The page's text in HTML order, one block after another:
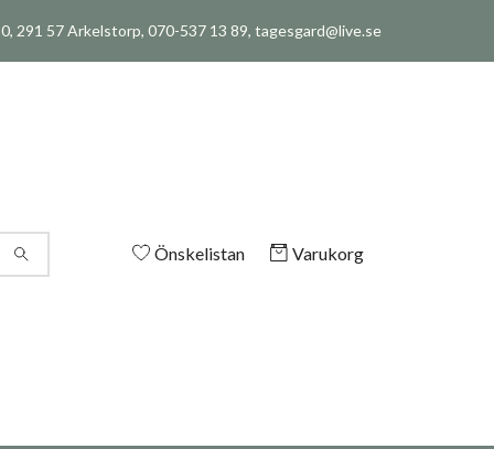
291 57 Arkelstorp, 070-537 13 89, tagesgard@live.se
Önskelistan Varukorg